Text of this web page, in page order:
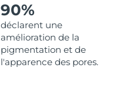
90%
déclarent une
amélioration de la
pigmentation et de
l'apparence des pores.
Livraison estimée
Livraison estimée8/10/26
Livraison estimée8/18/26